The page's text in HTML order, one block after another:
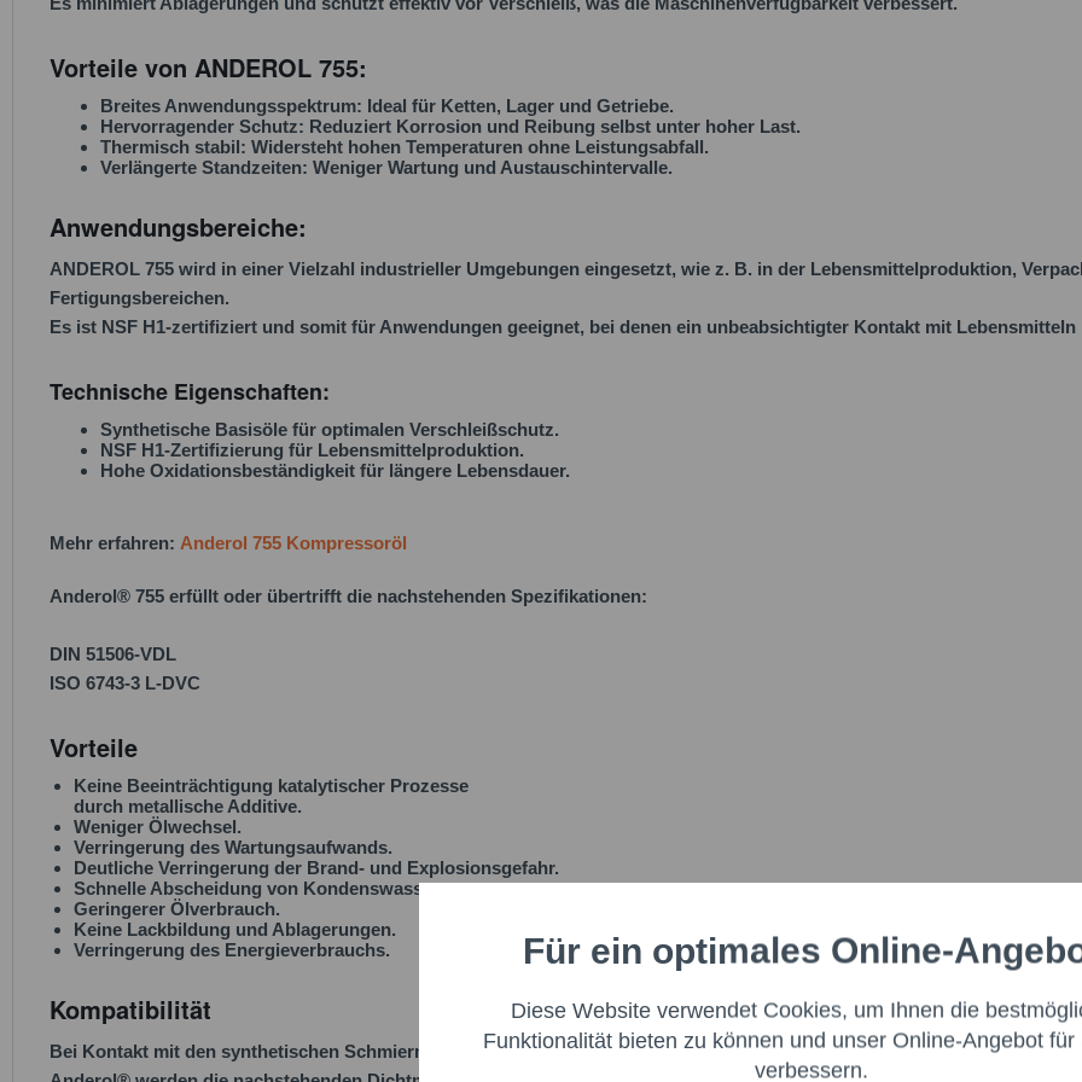
Vorteile von ANDEROL 755:
Breites Anwendungsspektrum: Ideal für Ketten, Lager und Getriebe.
Hervorragender Schutz: Reduziert Korrosion und Reibung selbst unter hoher Last.
Thermisch stabil: Widersteht hohen Temperaturen ohne Leistungsabfall.
Verlängerte Standzeiten: Weniger Wartung und Austauschintervalle.
Anwendungsbereiche:
ANDEROL 755 wird in einer Vielzahl industrieller Umgebungen eingesetzt, wie z. B. in der Lebensmittelproduktion,
Fertigungsbereichen.
Es ist NSF H1-zertifiziert und somit für Anwendungen geeignet, bei denen ein unbeabsichtigter Kontakt mit
Technische Eigenschaften:
Synthetische Basisöle für optimalen Verschleißschutz.
NSF H1-Zertifizierung für Lebensmittelproduktion.
Hohe Oxidationsbeständigkeit für längere Lebensdauer.
Mehr erfahren: Anderol 755 Kompressoröl
Anderol® 755 erfüllt oder übertrifft die nachstehenden Spezifikationen:
DIN 51506-VDL
ISO 6743-3 L-DVC
Vorteile
Keine Beeinträchtigung katalytischer Prozesse
durch metallische Additive.
Weniger Ölwechsel.
Verringerung des Wartungsaufwands.
Deutliche Verringerung der Brand- und Explosionsgefahr.
Schnelle Abscheidung von Kondenswasser.
Geringerer Ölverbrauch.
Keine Lackbildung und Ablagerungen.
Verringerung des Energieverbrauchs.
Kompatibilität
Bei Kontakt mit den synthetischen Schmiermitteln von
Funktionale Aktiv
Marketing Aktiv
Für ein optimales Online-
Diese Website verwendet Cookies, um Ihnen die
Funktionalität bieten zu können und unser Online-Angebot für
verbessern.